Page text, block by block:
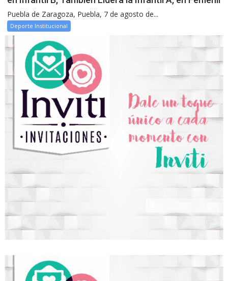
Puebla de Zaragoza, Puebla, 7 de agosto de...
Deporte Institucional